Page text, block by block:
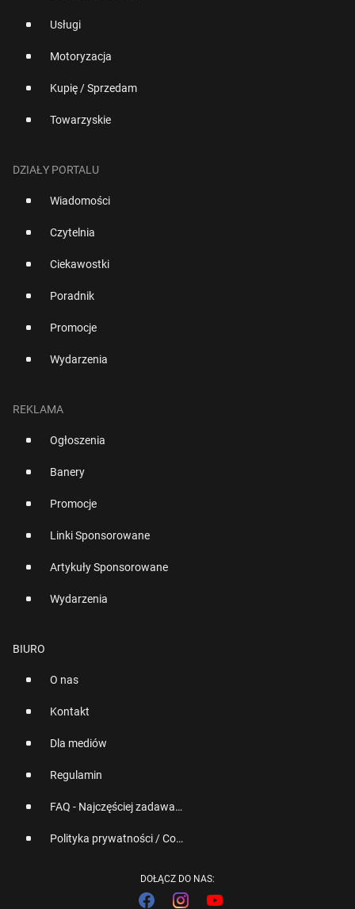
Usługi
Motoryzacja
Kupię / Sprzedam
Towarzyskie
DZIAŁY PORTALU
Wiadomości
Czytelnia
Ciekawostki
Poradnik
Promocje
Wydarzenia
REKLAMA
Ogłoszenia
Banery
Promocje
Linki Sponsorowane
Artykuły Sponsorowane
Wydarzenia
BIURO
O nas
Kontakt
Dla mediów
Regulamin
FAQ - Najczęściej zadawane pytania
Polityka prywatności / Cookies
DOŁĄCZ DO NAS: